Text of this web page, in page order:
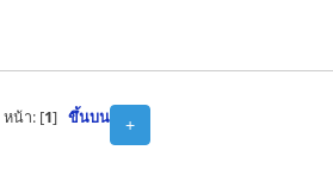
+
หน้า: [1] ขึ้นบน